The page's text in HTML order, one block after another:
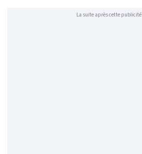
La suite après cette publicité